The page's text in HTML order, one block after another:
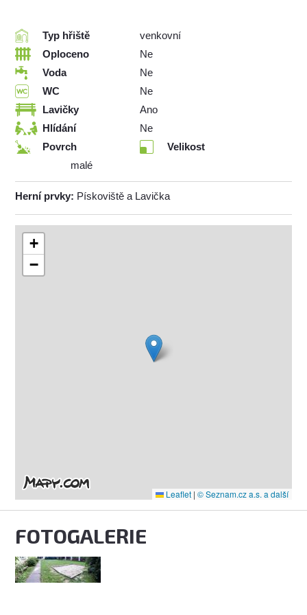
Typ hřiště
venkovní
Oploceno
Ne
Voda
Ne
WC
Ne
Lavičky
Ano
Hlídání
Ne
Povrch
Velikost
malé
Herní prvky: Pískoviště a Lavička
+
−
Leaflet | © Seznam.cz a.s. a další
FOTOGALERIE